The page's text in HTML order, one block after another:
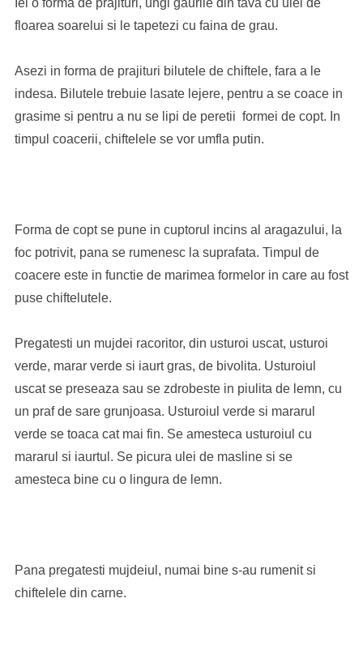
Iei o forma de prajituri, ungi gaurile din tava cu ulei de
floarea soarelui si le tapetezi cu faina de grau.
Asezi in forma de prajituri bilutele de chiftele, fara a le
indesa. Bilutele trebuie lasate lejere, pentru a se coace in
grasime si pentru a nu se lipi de peretii formei de copt. In
timpul coacerii, chiftelele se vor umfla putin.
Forma de copt se pune in cuptorul incins al aragazului, la
foc potrivit, pana se rumenesc la suprafata. Timpul de
coacere este in functie de marimea formelor in care au fost
puse chiftelutele.
Pregatesti un mujdei racoritor, din usturoi uscat, usturoi
verde, marar verde si iaurt gras, de bivolita. Usturoiul
uscat se preseaza sau se zdrobeste in piulita de lemn, cu
un praf de sare grunjoasa. Usturoiul verde si mararul
verde se toaca cat mai fin. Se amesteca usturoiul cu
mararul si iaurtul. Se picura ulei de masline si se
amesteca bine cu o lingura de lemn.
Pana pregatesti mujdeiul, numai bine s-au rumenit si
chiftelele din carne.